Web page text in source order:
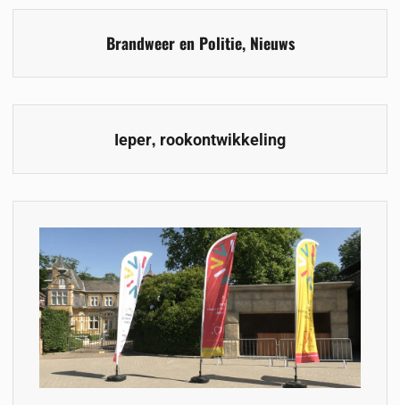
Brandweer en Politie, Nieuws
Ieper, rookontwikkeling